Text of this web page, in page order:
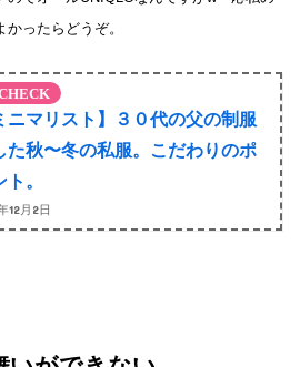
ったらどうぞ。
ニマリスト】３０代の父の制服
た秋〜冬の私服。こだわりのポ
ト。
12月2日